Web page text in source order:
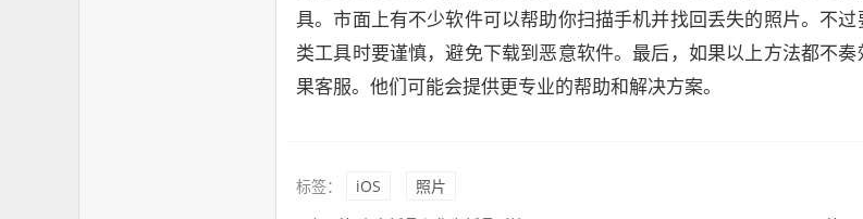
具。市面上有不少软件可以帮助你扫描手机并找回丢失的照片。不
类工具时要谨慎，避免下载到恶意软件。最后，如果以上方法都不
果客服。他们可能会提供更专业的帮助和解决方案。
标签： iOS
照片